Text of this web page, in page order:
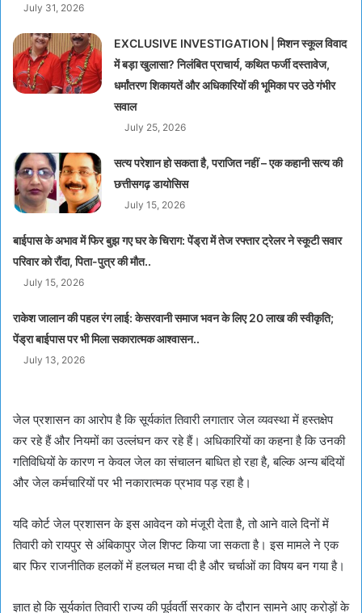
July 31, 2026
EXCLUSIVE INVESTIGATION | मिशन स्कूल विवाद
में बड़ा खुलासा? निलंबित प्राचार्य, कथित फर्जी दस्तावेज,
धर्मांतरण शिकायतें और अधिकारियों की भूमिका पर उठे गंभीर
सवाल
July 25, 2026
सत्य परेशान हो सकता है, पराजित नहीं – एक कहानी सत्य की
छत्तीसगढ़ डायोसिस
July 15, 2026
बाईपास के अभाव में फिर बुझ गए घर के चिराग: पेंड्रा में तेज रफ्तार ट्रेलर ने स्कूटी सवार
परिवार को रौंदा, पिता-पुत्र की मौत..
July 15, 2026
राकेश जालान की पहल रंग लाई: केसरवानी समाज भवन के लिए 20 लाख की स्वीकृति;
पेंड्रा बाईपास पर भी मिला सकारात्मक आश्वासन..
July 13, 2026
जेल प्रशासन का आरोप है कि सूर्यकांत तिवारी लगातार जेल व्यवस्था में हस्तक्षेप
कर रहे हैं और नियमों का उल्लंघन कर रहे हैं। अधिकारियों का कहना है कि उनकी
गतिविधियों के कारण न केवल जेल का संचालन बाधित हो रहा है, बल्कि अन्य बंदियों
और जेल कर्मचारियों पर भी नकारात्मक प्रभाव पड़ रहा है।
यदि कोर्ट जेल प्रशासन के इस आवेदन को मंजूरी देता है, तो आने वाले दिनों में
तिवारी को रायपुर से अंबिकापुर जेल शिफ्ट किया जा सकता है। इस मामले ने एक
बार फिर राजनीतिक हलकों में हलचल मचा दी है और चर्चाओं का विषय बन गया है।
ज्ञात हो कि सूर्यकांत तिवारी राज्य की पूर्ववर्ती सरकार के दौरान सामने आए करोड़ों के